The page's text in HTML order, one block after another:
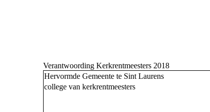
Verantwoording Kerkrentmeesters 2018
Hervormde Gemeente te Sint Laurens
college van kerkrentmeesters